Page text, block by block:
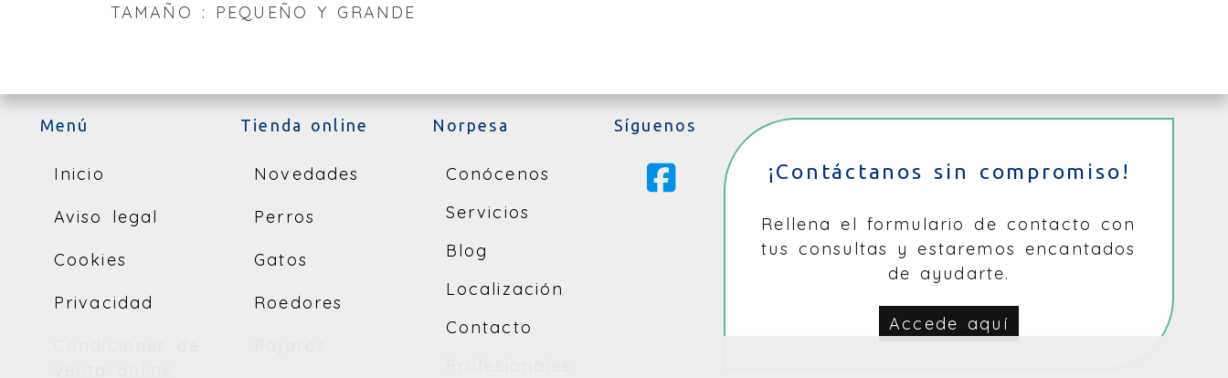
TAMAÑO : PEQUEÑO Y GRANDE
Menú
Inicio
Aviso legal
Cookies
Privacidad
Tienda online
Novedades
Perros
Gatos
Roedores
Norpesa
Conócenos
Servicios
Blog
Localización
Contacto
Síguenos
¡Contáctanos sin compromiso!
Rellena el formulario de contacto con
tus consultas y estaremos encantados
de ayudarte.
Accede aquí